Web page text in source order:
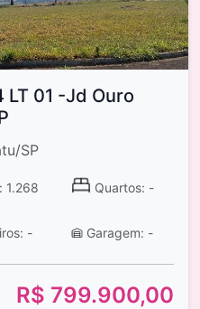
LT 01 -Jd Ouro
SP
1.268
Quartos: -
- Garagem: -
R$ 799.900,00